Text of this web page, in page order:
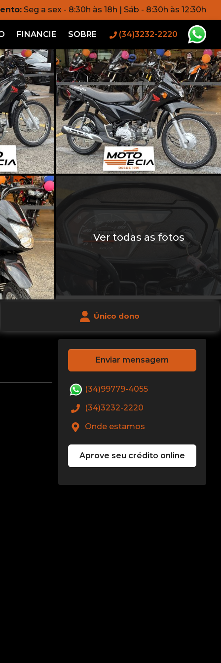
Seg a sex - 8:30h às 18h | Sáb - 8:30h às 12:30h
FINANCIE SOBRE (34)3232-2220
Ver todas as fotos
Único dono
Enviar mensagem
(34)99779-4055
(34)3232-2220
Onde estamos
Aprove seu crédito online